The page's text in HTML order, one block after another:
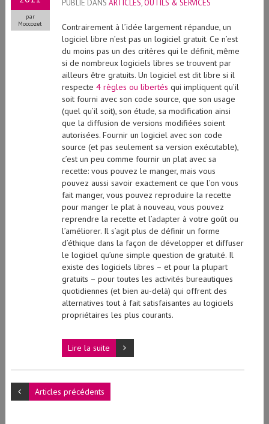
par
Moccozet
PUBLIÉ DANS ARTICLES,OUTILS & SERVICES
Contrairement à l’idée largement répandue, un
logiciel libre n’est pas un logiciel gratuit. Ce n’est
du moins pas un des critères qui le définit, même
si de nombreux logiciels libres se trouvent par
ailleurs être gratuits. Un logiciel est dit libre si il
respecte 4 règles ou libertés qui impliquent qu’il
soit fourni avec son code source, que son usage
(quel qu’il soit), son étude, sa modification ainsi
que la diffusion de versions modifiées soient
autorisées. Fournir un logiciel avec son code
source (et pas seulement sa version exécutable),
c’est un peu comme fournir un plat avec sa
recette: vous pouvez le manger, mais vous
pouvez aussi savoir exactement ce que l’on vous
fait manger, vous pouvez reproduire la recette
pour manger le plat à nouveau, vous pouvez
reprendre la recette et l’adapter à votre goût ou
l’améliorer. Il s’agit plus de définir un forme
d’éthique dans la façon de développer et diffuser
le logiciel qu’une simple question de gratuité. Il
existe des logiciels libres – et pour la plupart
gratuits – pour toutes les activités bureautiques
quotidiennes (et bien au-delà) qui offrent des
alternatives tout à fait satisfaisantes au logiciels
propriétaires les plus courants.
Lire la suite
Articles précédents